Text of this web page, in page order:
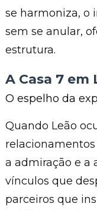
se harmoniza, o
sem se anular,
estrutura.
A Casa 7 em
O espelho da
Quando Leão
a admiração e a
vínculos que
parceiros que